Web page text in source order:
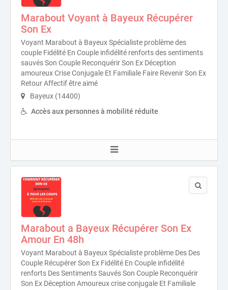
Marabout Voyant à Bayeux Récupérer
Son Ex
Voyant Marabout à Bayeux Spécialiste problème des
couple Fidélité En Couple infidélité renforts des sentiments
sauvés Son Couple Reconquérir Son Ex Déception
amoureux Crise Conjugale Et Familiale Faire Revenir Son Ex
Retour Affectif être aimé
Bayeux (14400)
Accès aux personnes à mobilité réduite
Marabout a Bayeux Récupérer Son Ex
Amour En 48h
Voyant Marabout à Bayeux Spécialiste problème Des Des
Couple Récupérer Son Ex Fidélité En Couple infidélité
renforts Des Sentiments Sauvés Son Couple Reconquérir
Son Ex Déception Amoureux crise conjugale Et Familiale